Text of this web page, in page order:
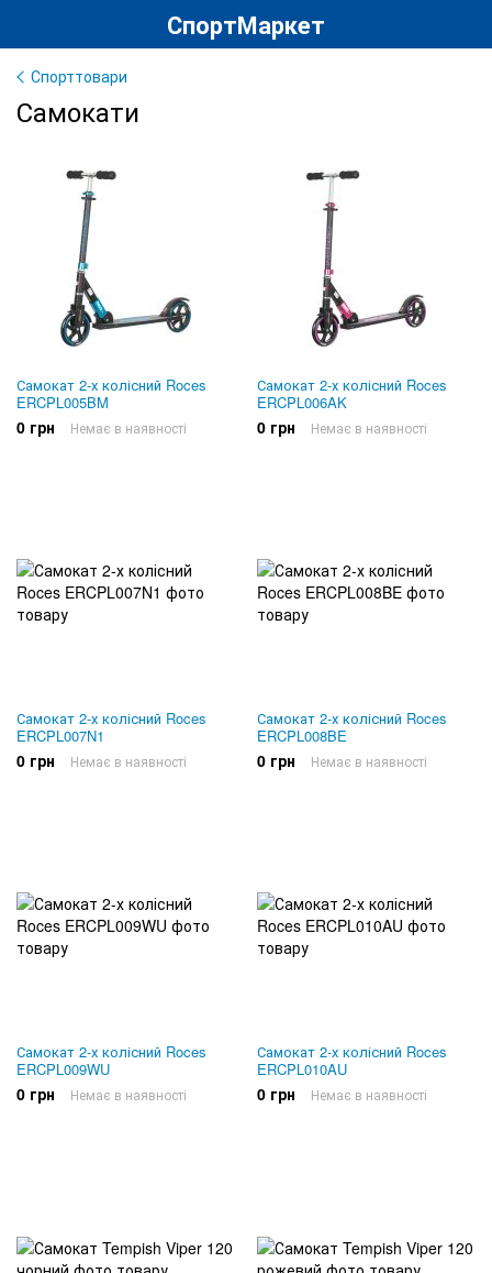
СпортМаркет
Спорттовари
Самокати
Самокат 2-х колісний Roces
ERCPL005BM
0 грн Немає в наявності
Самокат 2-х колісний Roces
ERCPL006AK
0 грн Немає в наявності
Самокат 2-х колісний Roces
ERCPL007N1
0 грн Немає в наявності
Самокат 2-х колісний Roces
ERCPL008BE
0 грн Немає в наявності
Самокат 2-х колісний Roces
ERCPL009WU
0 грн Немає в наявності
Самокат 2-х колісний Roces
ERCPL010AU
0 грн Немає в наявності